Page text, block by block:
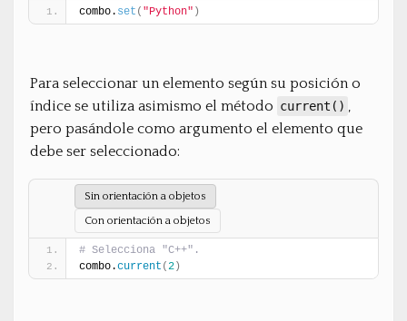
combo. set ( "Python" )
Para seleccionar un elemento según su posición o
índice se utiliza asimismo el método current() ,
pero pasándole como argumento el elemento que
debe ser seleccionado:
Sin orientación a objetos
Con orientación a objetos
# Selecciona "C++".
combo.current (2 )